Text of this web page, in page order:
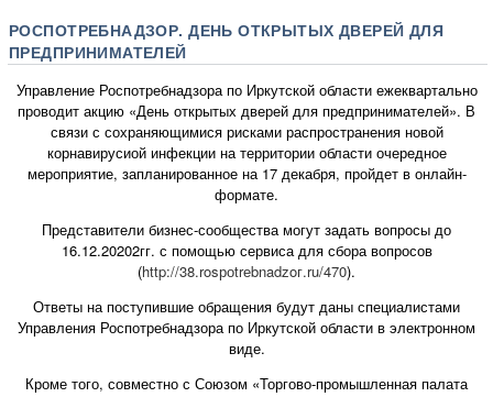
РОСПОТРЕБНАДЗОР. ДЕНЬ ОТКРЫТЫХ ДВЕРЕЙ ДЛЯ
ПРЕДПРИНИМАТЕЛЕЙ
Управление Роспотребнадзора по Иркутской области ежеквартально
проводит акцию «День открытых дверей для предпринимателей». В
связи с сохраняющимися рисками распространения новой
корнавирусиой инфекции на территории области очередное
мероприятие, запланированное на 17 декабря, пройдет в онлайн-
формате.
Представители бизнес-сообщества могут задать вопросы до
16.12.20202гг. с помощью сервиса для сбора вопросов
(http://38.rosроtrеbnadzoг.ru/470).
Ответы на поступившие обращения будут даны специалистами
Управления Роспотребнадзора по Иркутской области в электронном
виде.
Кроме того, совместно с Союзом «Торгово-промышленная палата